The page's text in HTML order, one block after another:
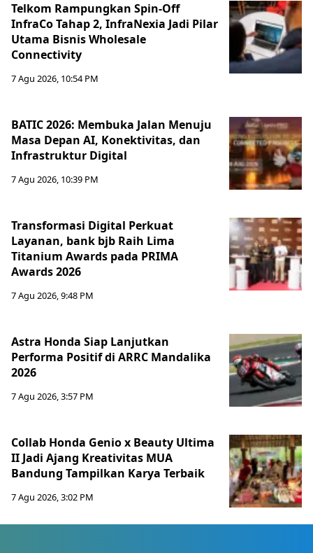
Telkom Rampungkan Spin-Off
InfraCo Tahap 2, InfraNexia Jadi Pilar
Utama Bisnis Wholesale
Connectivity
7 Agu 2026, 10:54 PM
BATIC 2026: Membuka Jalan Menuju
Masa Depan AI, Konektivitas, dan
Infrastruktur Digital
7 Agu 2026, 10:39 PM
Transformasi Digital Perkuat
Layanan, bank bjb Raih Lima
Titanium Awards pada PRIMA
Awards 2026
7 Agu 2026, 9:48 PM
Astra Honda Siap Lanjutkan
Performa Positif di ARRC Mandalika
2026
7 Agu 2026, 3:57 PM
Collab Honda Genio x Beauty Ultima
II Jadi Ajang Kreativitas MUA
Bandung Tampilkan Karya Terbaik
7 Agu 2026, 3:02 PM